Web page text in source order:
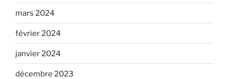
mars 2024
février 2024
janvier 2024
décembre 2023